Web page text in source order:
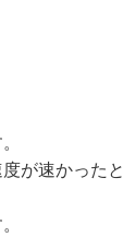
が速かったと